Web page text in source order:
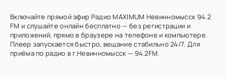
Включайте прямой эфир Радио MAXIMUM Невинномысск 94.2
FM и слушайте онлайн бесплатно — без регистрации и
приложений, прямо в браузере на телефоне и компьютере.
Плеер запускается быстро, вещание стабильно 24/7. Для
приёма по радио в г.Невинномысск — 94.2FM.